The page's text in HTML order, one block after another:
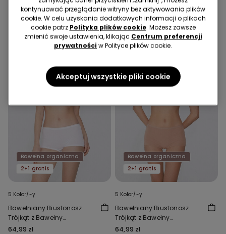
Może Ci się także spodobać
Bawełna organiczna
2+1 gratis
5 Kolor/-y
Bawełniany Biustonosz
Trójkąt z Bawełny
Organicznej Lisbon
64,99 zł
Bawełna organiczna
2+1 gratis
5 Kolor/-y
Bawełniany Biustonosz
Trójkąt z Bawełny
Organicznej Lisbon
64,99 zł
kontynuować przeglądanie witryny bez aktywowania plików
cookie. W celu uzyskania dodatkowych informacji o plikach
cookie patrz Polityka plików cookie. Możesz zawsze
zmienić swoje ustawienia, klikając Centrum preferencji
prywatności w Polityce plików cookie.
Akceptuj wszystkie pliki cookie